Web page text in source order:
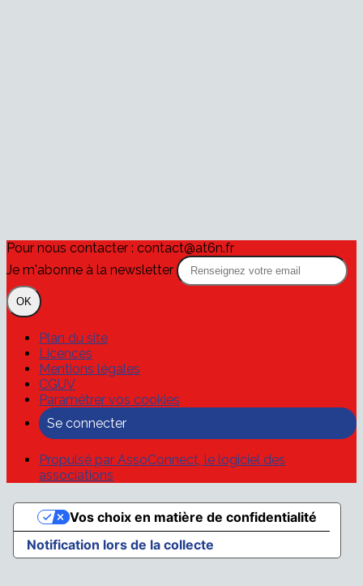
Pour nous contacter : contact@at6n.fr
Je m'abonne à la newsletter
OK
Plan du site
Licences
Mentions légales
CGUV
Paramétrer vos cookies
Se connecter
Propulsé par AssoConnect, le logiciel des
associations
Notification lors de la collecte
Vos choix en matière de confidentialité